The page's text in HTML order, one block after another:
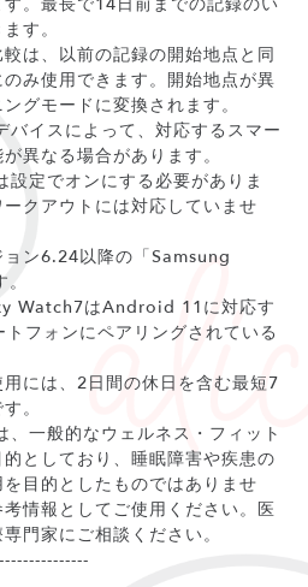
す。
は、以前の記録の開始地点と同
み使用できます。開始地点が異
グモードに変換されます。
バイスによって、対応するスマー
異なる場合があります。
設定でオンにする必要がありま
クアウトには対応していませ
ョン6.24以降の「Samsung
Watch7はAndroid 11に対応す
フォンにペアリングされている
用には、2日間の休日を含む最短7
。
、一般的なウェルネス・フィット
としており、睡眠障害や疾患の
目的としたものではありませ
情報としてご使用ください。医
門家にご相談ください。